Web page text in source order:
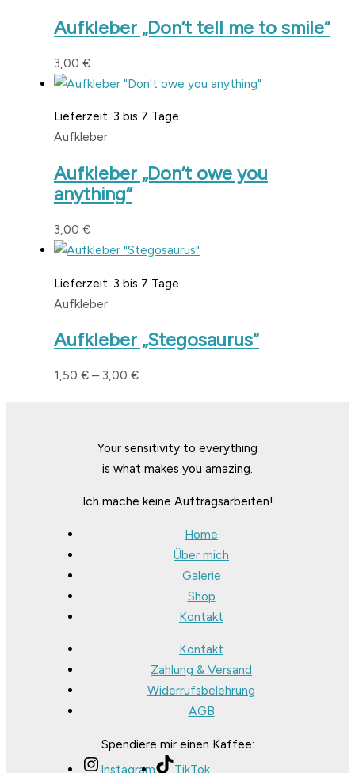
Aufkleber „Don’t tell me to smile“
3,00 €
Lieferzeit: 3 bis 7 Tage
Aufkleber
Aufkleber „Don’t owe you
anything“
3,00 €
Lieferzeit: 3 bis 7 Tage
Aufkleber
Aufkleber „Stegosaurus“
1,50 € – 3,00 €
Your sensitivity to everything
is what makes you amazing.
Ich mache keine Auftragsarbeiten!
Home
Über mich
Galerie
Shop
Kontakt
Kontakt
Zahlung & Versand
Widerrufsbelehrung
AGB
Spendiere mir einen Kaffee:
Instagram
TikTok